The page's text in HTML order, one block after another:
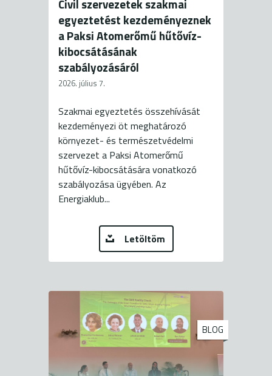
Civil szervezetek szakmai
egyeztetést kezdeményeznek
a Paksi Atomerőmű hűtővíz-
kibocsátásának
szabályozásáról
2026. július 7.
Szakmai egyeztetés összehívását
kezdeményezi öt meghatározó
környezet- és természetvédelmi
szervezet a Paksi Atomerőmű
hűtővíz-kibocsátására vonatkozó
szabályozása ügyében. Az
Energiaklub...
Letöltöm
BLOG